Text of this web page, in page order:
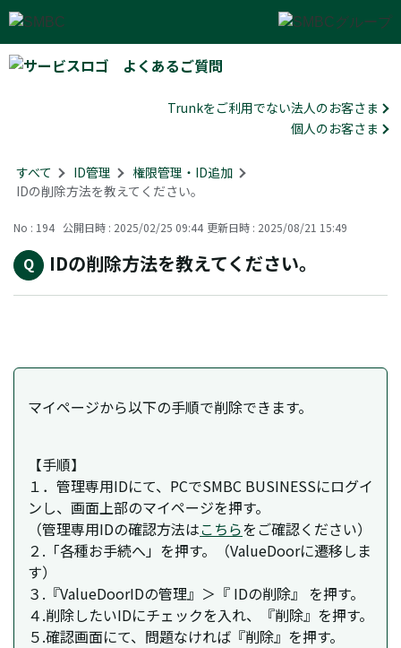
よくあるご質問
Trunkをご利用でない法人のお客さま
個人のお客さま
すべて > ID管理 > 権限管理・ID追加 >
IDの削除方法を教えてください。
No : 194 公開日時 : 2025/02/25 09:44 更新日時 : 2025/08/21 15:49
IDの削除方法を教えてください。
マイページから以下の手順で削除できます。
【手順】
１．管理専用IDにて、PCでSMBC BUSINESSにログイ
ンし、画面上部のマイページを押す。
（管理専用IDの確認方法はこちらをご確認ください）
２.「各種お手続へ」を押す。（ValueDoorに遷移しま
す）
３.『ValueDoorIDの管理』＞『 IDの削除』 を押す。
４.削除したいIDにチェックを入れ、『削除』を押す。
５.確認画面にて、問題なければ『削除』を押す。